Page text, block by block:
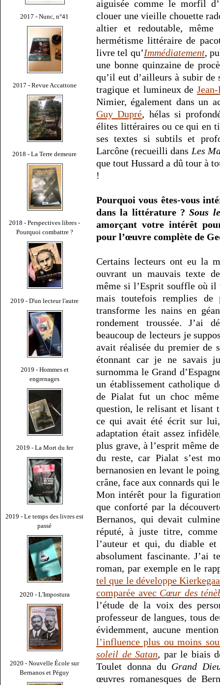
2017 - Nunc, n°41
2017 - Revue Accattone
2018 - La Terre demeure
2018 - Perspectives libres -
Pourquoi combattre ?
2019 - D'un lecteur l'autre
2019 - Hommes et
engrenages
2019 - La Mort du fer
2019 - Le temps des livres est
passé
2020 - L'Impostura
2020 - Nouvelle École sur
Bernanos et Péguy
aiguisée comme le morfil
clouer une vieille chouette
altier et redoutable,
hermétisme littéraire de
livre tel qu’Immédiatement,
une bonne quinzaine de
qu’il eut d’ailleurs à subir de
tragique et lumineux de
Nimier, également dans un
Guy Dupré, hélas si
élites littéraires ou ce qui en
ses textes si subtils et
Larcône (recueilli dans Les
que tout Hussard a dû tour à
!
Pourquoi vous êtes-vous
dans la littérature ?Sous
amorçant votre intérêt
pour l’œuvre complète de
Certains lecteurs ont eu la
ouvrant un mauvais texte
même si l’Esprit souffle où il
mais toutefois remplies de
transforme les nains en
rondement troussée. J’ai
beaucoup de lecteurs je
avait réalisée du premier de
étonnant car je ne savais
surnomma le Grand
un établissement catholique
de Pialat fut un choc
question, le relisant et lisant
ce qui avait été écrit sur
adaptation était assez
plus grave, à l’esprit même
du reste, car Pialat s’est
bernanosien en levant le
crâne, face aux connards qui
Mon intérêt pour la
que conforté par la
Bernanos, qui devait
réputé, à juste titre,
l’auteur et qui, du diable et
absolument fascinante. J’ai
roman, par exemple en le
tel que le développe
comparée avec Cœur des
l’étude de la voix des
professeur de langues, tous
évidemment, aucune
l’influence plus ou moins
soleil de Satan, par le biais
Toulet donna du Grand
œuvres romanesques de